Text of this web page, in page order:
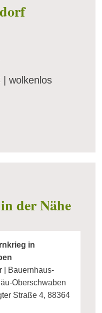
| wolkenlos
der Nähe
in
| Bauernhaus-
Oberschwaben
Straße 4, 88364